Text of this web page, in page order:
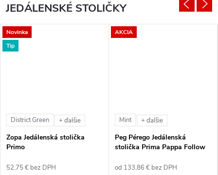
JEDÁLENSKÉ STOLIČKY
Novinka
Tip
District Green + ďalšie
Zopa Jedálenská stolička
Primo
52,75 € bez DPH
AKCIA
Mint + ďalšie
Peg Pérego Jedálenská
stolička Prima Pappa Follow
od 133,86 € bez DPH